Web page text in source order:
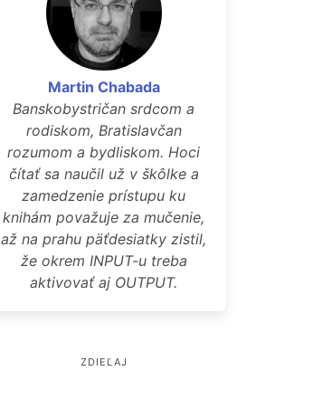
Martin Chabada
Banskobystričan srdcom a
rodiskom, Bratislavčan
rozumom a bydliskom. Hoci
čítať sa naučil už v škôlke a
zamedzenie prístupu ku
knihám považuje za mučenie,
až na prahu päťdesiatky zistil,
že okrem INPUT-u treba
aktivovať aj OUTPUT.
ZDIEĽAJ